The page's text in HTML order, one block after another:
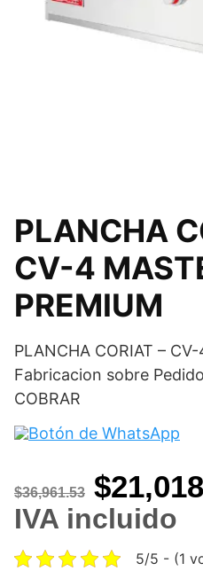
PLANCHA
CV-4
PREMIUM
PLANCHA CORIAT –
Fabricacion sobre
COBRAR
$36,961.53 Original
price
was:
$
IVA incluido
5/5 - (1